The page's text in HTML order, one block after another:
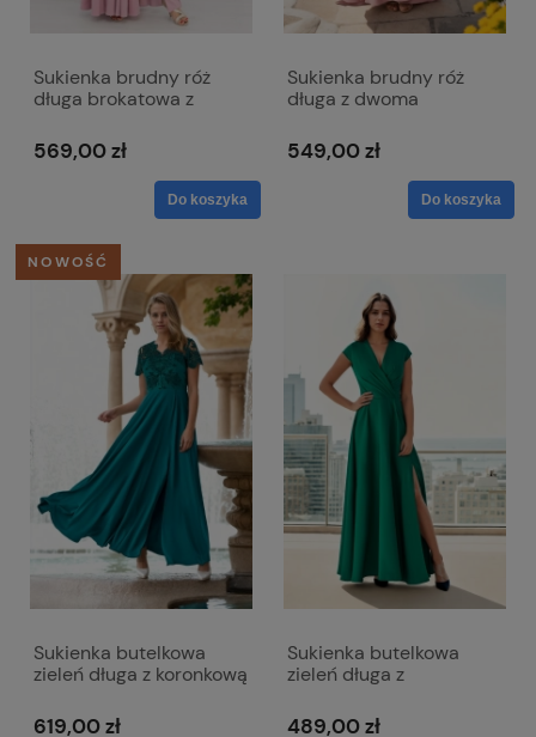
Sukienka brudny róż
długa brokatowa z
rękawem - Alice
569,00 zł
Do koszyka
Sukienka brudny róż
długa z dwoma
literkę V z lekko
mieniącego się
materiału - Milena
549,00 zł
Do koszyka
Sukienka butelkowa
zieleń długa z koronkową
rękawkiem - Paula
619,00 zł
NOWOŚĆ
Sukienka butelkowa
zieleń długa z
kopertowym dekoltem -
489,00 zł